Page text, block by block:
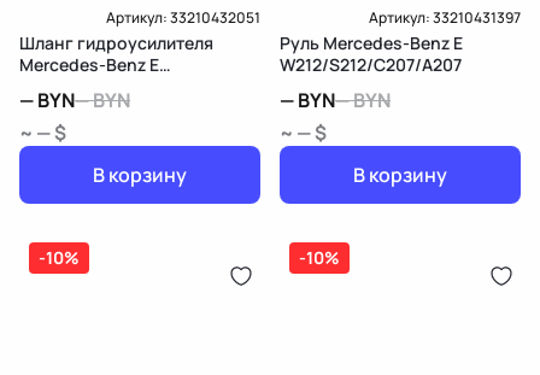
Артикул:33210432051
Шланг гидроусилителя
Mercedes-Benz E
—BYN—BYN
~ — $
В корзину
Артикул:33210431397
Руль Mercedes-Benz E
W212/S212/C207/A207
—BYN—BYN
~ — $
В корзину
-10% -10%